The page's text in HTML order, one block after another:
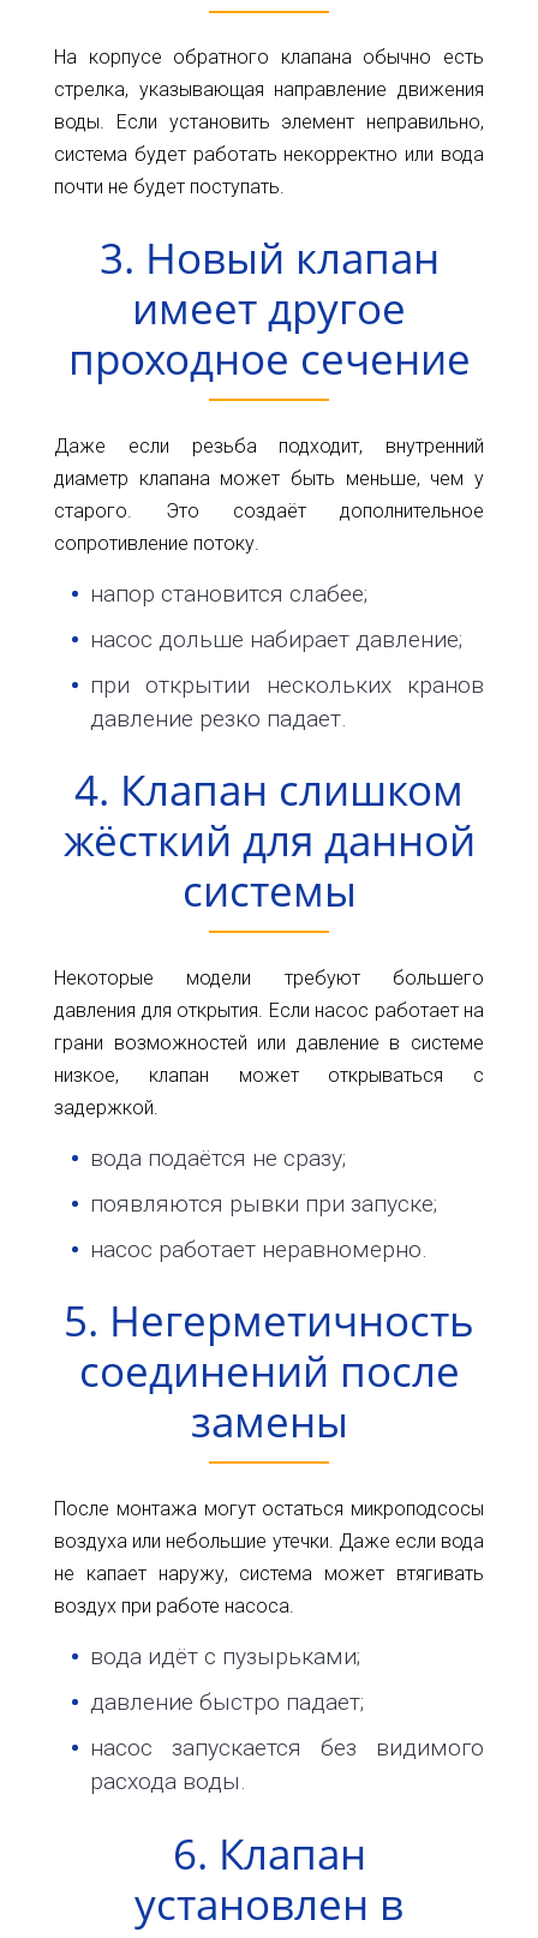
На корпусе обратного клапана обычно есть
стрелка, указывающая направление движения
воды. Если установить элемент неправильно,
система будет работать некорректно или вода
почти не будет поступать.
3. Новый клапан
имеет другое
проходное сечение
Даже если резьба подходит, внутренний
диаметр клапана может быть меньше, чем у
старого. Это создаёт дополнительное
сопротивление потоку.
напор становится слабее;
насос дольше набирает давление;
при открытии нескольких кранов
давление резко падает.
4. Клапан слишком
жёсткий для данной
системы
Некоторые модели требуют большего
давления для открытия. Если насос работает на
грани возможностей или давление в системе
низкое, клапан может открываться с
задержкой.
вода подаётся не сразу;
появляются рывки при запуске;
насос работает неравномерно.
5. Негерметичность
соединений после
замены
После монтажа могут остаться микроподсосы
воздуха или небольшие утечки. Даже если вода
не капает наружу, система может втягивать
воздух при работе насоса.
вода идёт с пузырьками;
давление быстро падает;
насос запускается без видимого
расхода воды.
6. Клапан
установлен в